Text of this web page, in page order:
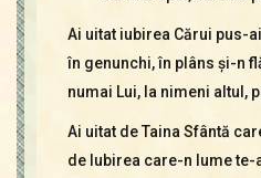
Ai uitat iubirea Cărui pus-
în genunchi, în plâns şi-n
numai Lui, la nimeni altul,
Ai uitat de Taina Sfântă
de Iubirea care-n lume te-